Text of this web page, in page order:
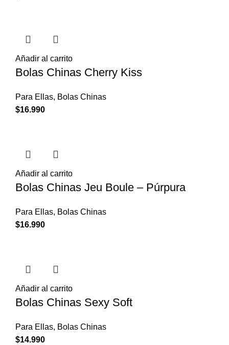
Añadir al carrito
Bolas Chinas Cherry Kiss
Para Ellas, Bolas Chinas
$16.990
Añadir al carrito
Bolas Chinas Jeu Boule – Púrpura
Para Ellas, Bolas Chinas
$16.990
Añadir al carrito
Bolas Chinas Sexy Soft
Para Ellas, Bolas Chinas
$14.990